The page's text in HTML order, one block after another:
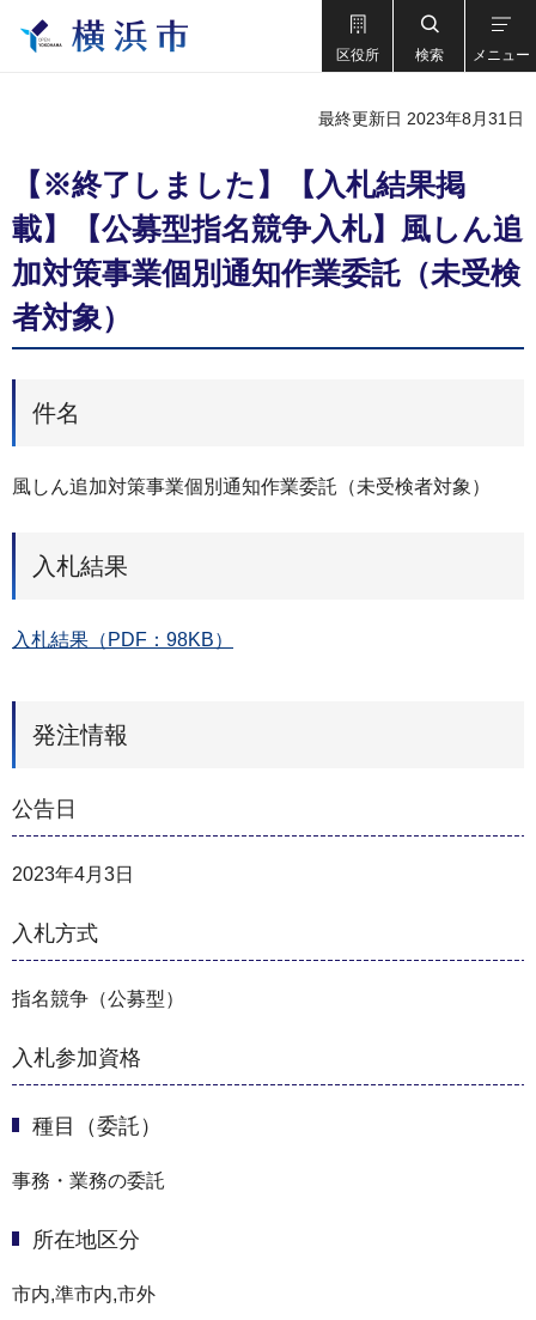
区役所 検索 メニュー
最終更新日 2023年8月31日
【※終了しました】【入札結果掲
載】【公募型指名競争入札】風しん追
加対策事業個別通知作業委託（未受検
者対象）
件名
風しん追加対策事業個別通知作業委託（未受検者対象）
入札結果
入札結果（PDF：98KB）
発注情報
公告日
2023年4月3日
入札方式
指名競争（公募型）
入札参加資格
種目（委託）
事務・業務の委託
所在地区分
市内,準市内,市外